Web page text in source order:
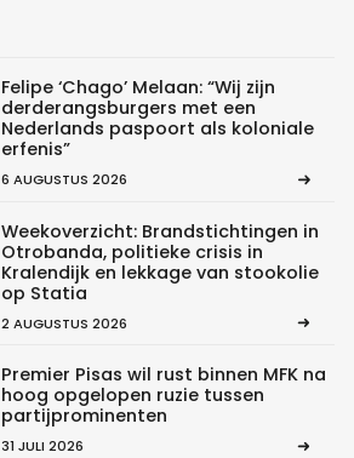
Felipe ‘Chago’ Melaan: “Wij zijn
derderangsburgers met een
Nederlands paspoort als koloniale
erfenis”
6 AUGUSTUS 2026
Weekoverzicht: Brandstichtingen in
Otrobanda, politieke crisis in
Kralendijk en lekkage van stookolie
op Statia
2 AUGUSTUS 2026
Premier Pisas wil rust binnen MFK na
hoog opgelopen ruzie tussen
partijprominenten
31 JULI 2026